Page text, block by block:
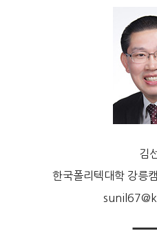
김
한국폴리텍대학 강릉